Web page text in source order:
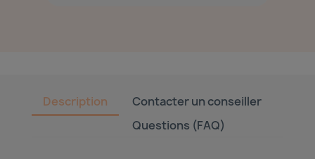
Description
Contacter un conseiller
Questions (FAQ)